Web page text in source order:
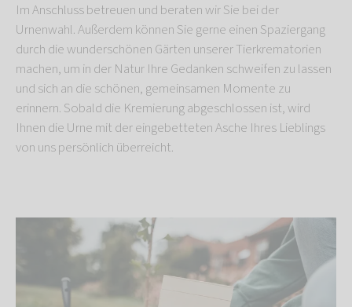
Im Anschluss betreuen und beraten wir Sie bei der
Urnenwahl. Außerdem können Sie gerne einen Spaziergang
durch die wunderschönen Gärten unserer Tierkrematorien
machen, um in der Natur Ihre Gedanken schweifen zu lassen
und sich an die schönen, gemeinsamen Momente zu
erinnern. Sobald die Kremierung abgeschlossen ist, wird
Ihnen die Urne mit der eingebetteten Asche Ihres Lieblings
von uns persönlich überreicht.